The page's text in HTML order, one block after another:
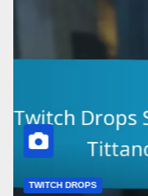
TWITCH DROPS